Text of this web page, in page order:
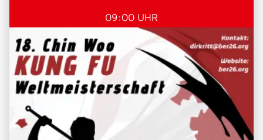
09:00 UHR